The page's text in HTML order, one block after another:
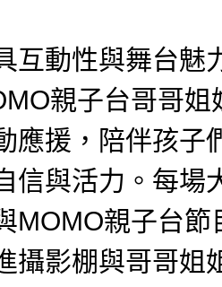
互動性與舞台魅
親子台哥哥姐
應援，陪伴孩子
信與活力。每場
MOMO親子台節
攝影棚與哥哥姐